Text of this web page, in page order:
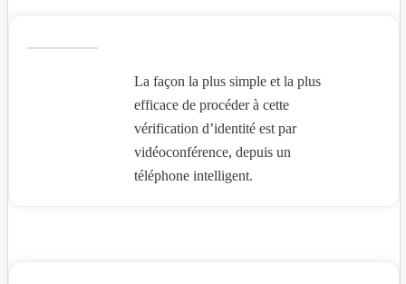
La façon la plus simple et la plus
efficace de procéder à cette
vérification d’identité est par
vidéoconférence, depuis un
téléphone intelligent.